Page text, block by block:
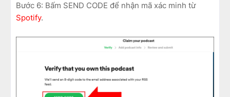
Bước 6: Bấm SEND CODE để nhận mã xác minh từ
Spotify.